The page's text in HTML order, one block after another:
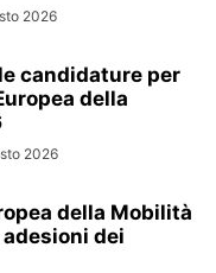
2026
candidature per
della
2026
della Mobilità
dei